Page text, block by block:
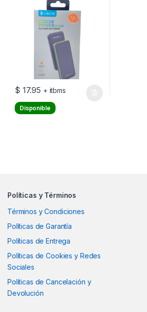
$ 17.95 + itbms
Disponible
Políticas y Términos
Términos y Condiciones
Políticas de Garantía
Políticas de Entrega
Políticas de Cookies y Redes
Sociales
Políticas de Cancelación y
Devolución